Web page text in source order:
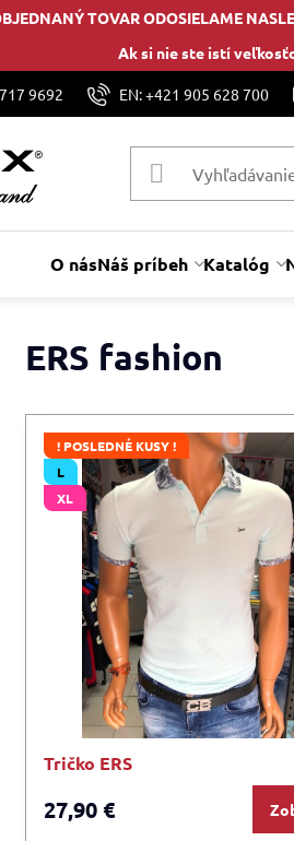
TOVAR ODOSIELAME
Ak si nie ste istí
9692 EN: +421 905 628 700
O násNáš príbeh Katalóg
ERS fashion
! POSLEDNÉ KUSY !
L
XL
Tričko ERS
27,90 €